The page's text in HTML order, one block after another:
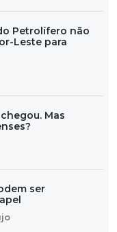
Petrolífero não
Leste para
Mas
ser